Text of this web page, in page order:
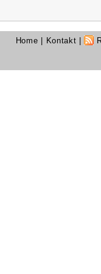
Home Kontakt